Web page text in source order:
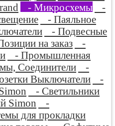
- Микросхемы
-
- Паяльное
- Подвесные
на заказ
-
- Промышленная
Соединители
-
Выключатели
-
- Светильники
Simon
-
для прокладки